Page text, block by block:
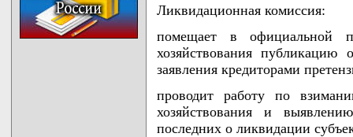
Ликвидационная комиссия:
помещает в официальной
хозяйствования
заявления кредиторами
проводит работу по
хозяйствования и
последних о ликвидации